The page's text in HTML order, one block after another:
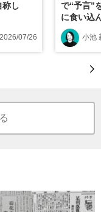
し
2026/07/26
で“予言”
に食い込
小池